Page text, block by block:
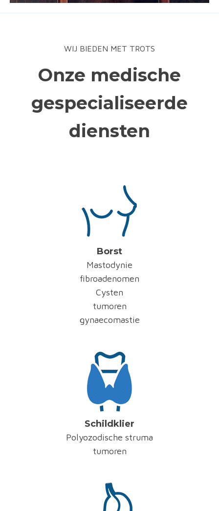
WIJ BIEDEN MET TROTS
Onze medische
gespecialiseerde
diensten
Borst
Mastodynie
fibroadenomen
Cysten
tumoren
gynaecomastie
Schildklier
Polyozodische struma
tumoren